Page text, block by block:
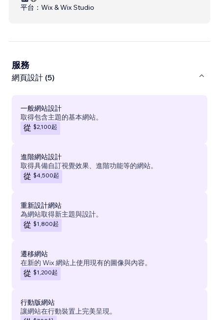
平台： Wix & Wix Studio
服務
網頁設計 (5)
一般網站設計
取得包含主題的基本網站。
從 $2,100起
進階網站設計
取得具備自訂視覺效果、進階功能等的網站。
從 $4,500起
重新設計網站
為網站取得新主題與設計。
從 $1,800起
遷移網站
在新的 Wix 網站上使用現有的圖像與內容。
從 $1,200起
行動版網站
讓網站在行動裝置上完美呈現。